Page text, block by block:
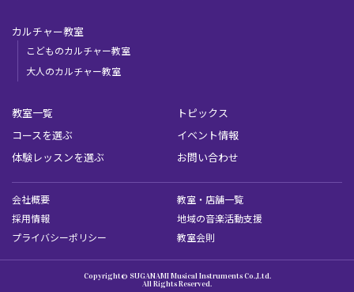
カルチャー教室
こどものカルチャー教室
大人のカルチャー教室
教室一覧
コースを選ぶ
体験レッスンを選ぶ
トピックス
イベント情報
お問い合わせ
会社概要
教室・店舗一覧
採用情報
地域の音楽活動支援
プライバシーポリシー
教室会則
Copyright© SUGANAMI Musical Instruments Co.,Ltd.
All Rights Reserved.